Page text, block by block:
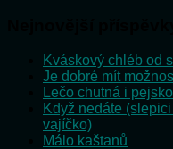
Kváskový chléb od
Je dobré mít
Lečo chutná i
Když nedáte
vajíčko)
Málo kaštanů